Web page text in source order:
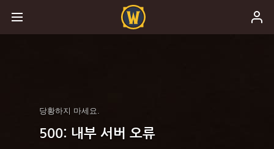
당황하지 마세요.
500: 내부 서버 오류